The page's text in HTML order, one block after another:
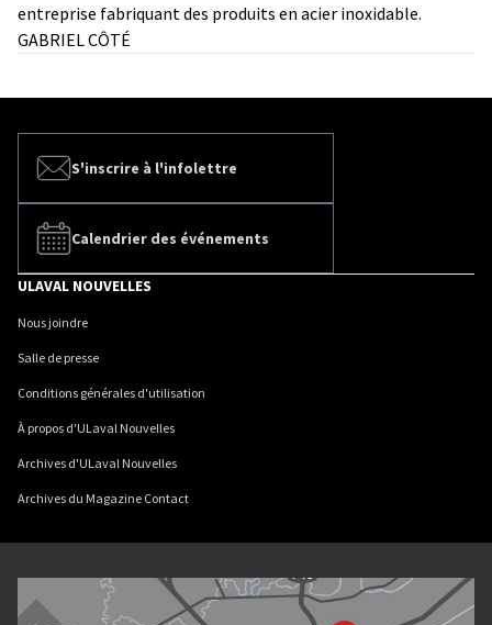
entreprise fabriquant des produits en acier inoxidable.
GABRIEL CÔTÉ
S'inscrire à l'infolettre
Calendrier des événements
ULAVAL NOUVELLES
Nous joindre
Salle de presse
Conditions générales d'utilisation
À propos d'ULaval Nouvelles
Archives d'ULaval Nouvelles
Archives du Magazine Contact